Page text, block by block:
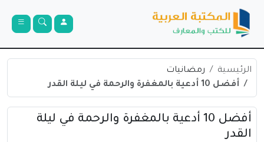
الرئيسية
رمضانيات
أفضل 10 أدعية بالمغفرة والرحمة في ليلة القدر
أفضل 10 أدعية بالمغفرة والرحمة في ليلة
القدر